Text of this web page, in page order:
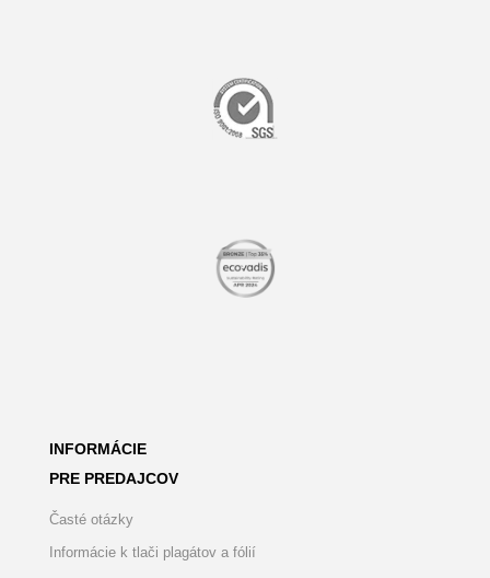
INFORMÁCIE
PRE PREDAJCOV
Časté otázky
Informácie k tlači plagátov a fólií